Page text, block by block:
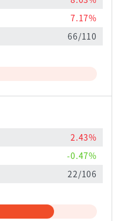
7.17%
66/110
2.43%
-0.47%
22/106